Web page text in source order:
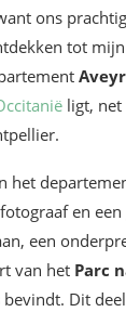
ons
tot
ligt, net
het
en
een
van het Parc
bevindt. Dit